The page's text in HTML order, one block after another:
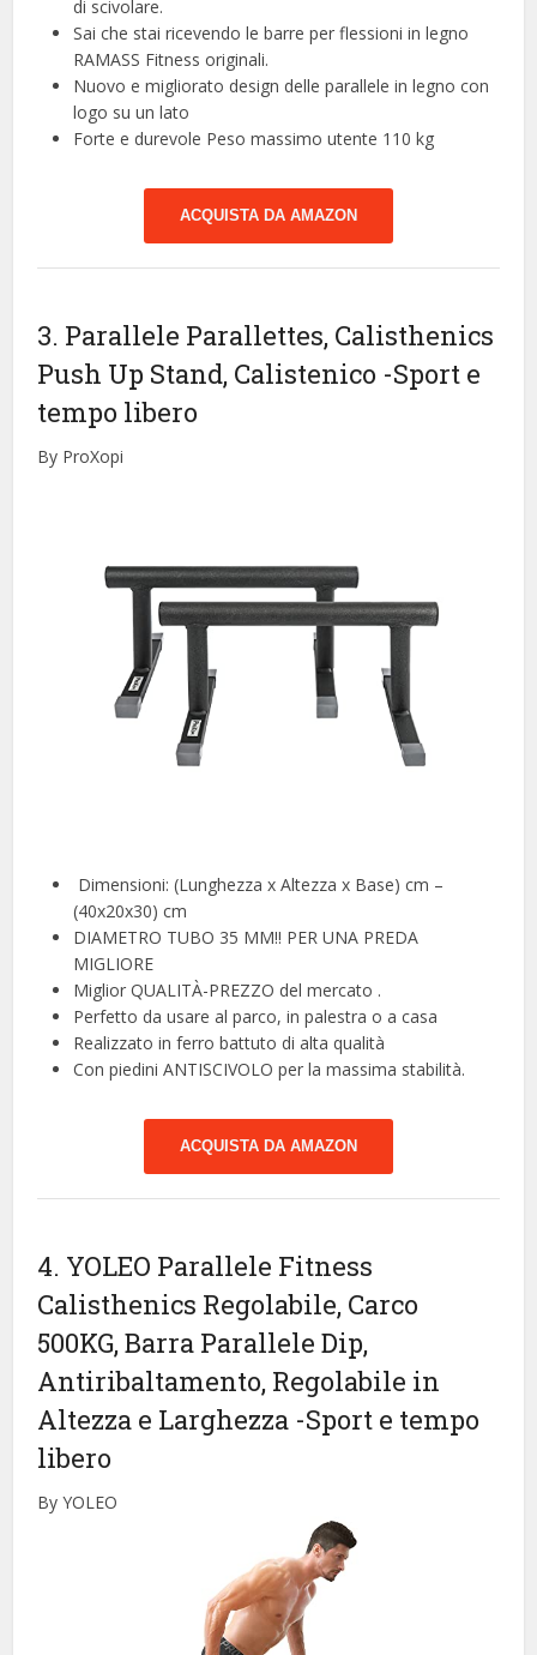
di scivolare.
Sai che stai ricevendo le barre per flessioni in legno
RAMASS Fitness originali.
Nuovo e migliorato design delle parallele in legno con
logo su un lato
Forte e durevole Peso massimo utente 110 kg
ACQUISTA DA AMAZON
3. Parallele Parallettes, Calisthenics
Push Up Stand, Calistenico -Sport e
tempo libero
By ProXopi
️ Dimensioni: (Lunghezza x Altezza x Base) cm –
(40x20x30) cm ️
DIAMETRO TUBO 35 MM!! PER UNA PREDA
MIGLIORE
Miglior QUALITÀ-PREZZO del mercato .
Perfetto da usare al parco, in palestra o a casa
Realizzato in ferro battuto di alta qualità
Con piedini ANTISCIVOLO per la massima stabilità.
ACQUISTA DA AMAZON
4. YOLEO Parallele Fitness
Calisthenics Regolabile, Carco
500KG, Barra Parallele Dip,
Antiribaltamento, Regolabile in
Altezza e Larghezza -Sport e tempo
libero
By YOLEO